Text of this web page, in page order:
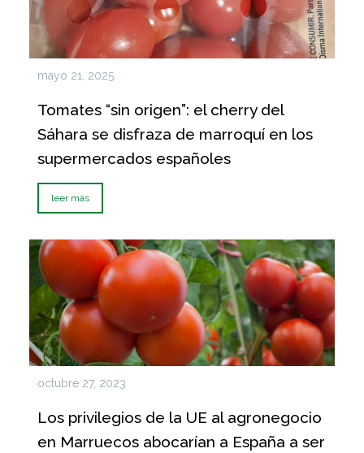
mayo 21, 2025
Tomates “sin origen”: el cherry del
Sáhara se disfraza de marroquí en los
supermercados españoles
leer más
octubre 27, 2023
Los privilegios de la UE al agronegocio
en Marruecos abocarían a España a ser